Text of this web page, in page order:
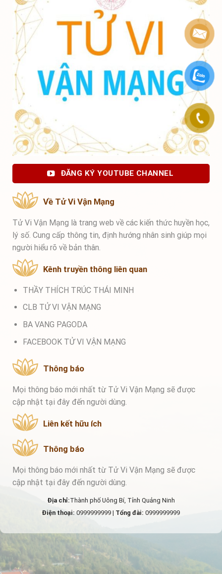
ĐĂNG KÝ YOUTUBE CHANNEL
Về Tử Vi Vận Mạng
Tử Vi Vận Mạng là trang web về các kiến thức huyền học,
lý số. Cung cấp thông tin, định hướng nhân sinh giúp mọi
người hiểu rõ về bản thân.
Kênh truyền thông liên quan
THẦY THÍCH TRÚC THÁI MINH
CLB TỬ VI VẬN MẠNG
BA VANG PAGODA
FACEBOOK TỬ VI VẬN MẠNG
Thông báo
Mọi thông báo mới nhất từ Tử Vi Vận Mạng sẽ được
cập nhật tại đây đến người dùng.
Liên kết hữu ích
Thông báo
Mọi thông báo mới nhất từ Tử Vi Vận Mạng sẽ được
cập nhật tại đây đến người dùng.
Địa chỉ:Thành phố Uông Bí, Tỉnh Quảng Ninh
Điện thoại: 0999999999 | Tổng đài: 0999999999